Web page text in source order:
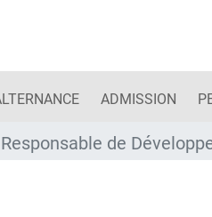
ADMISSION
de